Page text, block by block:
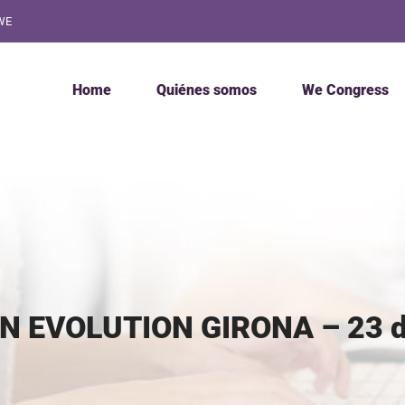
Home Quiénes somos We Congress
EVOLUTION GIRONA – 23